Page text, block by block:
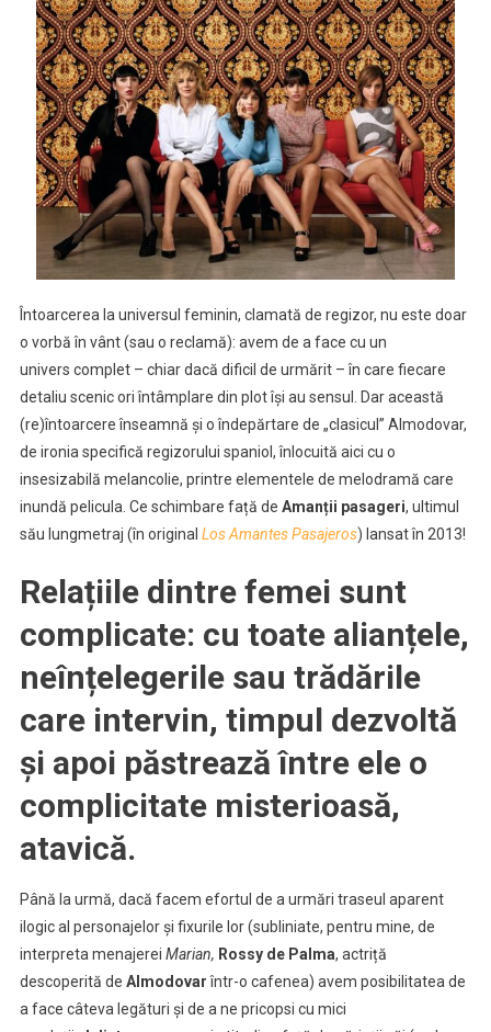
Întoarcerea la universul feminin, clamată de regizor, nu este doar
o vorbă în vânt (sau o reclamă): avem de a face cu un
univers complet – chiar dacă dificil de urmărit – în care fiecare
detaliu scenic ori întâmplare din plot își au sensul. Dar această
(re)întoarcere înseamnă și o îndepărtare de „clasicul” Almodovar,
de ironia specifică regizorului spaniol, înlocuită aici cu o
insesizabilă melancolie, printre elementele de melodramă care
inundă pelicula. Ce schimbare față de Amanții pasageri, ultimul
său lungmetraj (în original Los Amantes Pasajeros) lansat în 2013!
Relațiile dintre femei sunt
complicate: cu toate alianțele,
neînțelegerile sau trădările
care intervin, timpul dezvoltă
și apoi păstrează între ele o
complicitate misterioasă,
atavică.
Până la urmă, dacă facem efortul de a urmări traseul aparent
ilogic al personajelor și fixurile lor (subliniate, pentru mine, de
interpreta menajerei Marian, Rossy de Palma, actriță
descoperită de Almodovarîntr-o cafenea) avem posibilitatea de
a face câteva legături și de a ne pricopsi cu mici